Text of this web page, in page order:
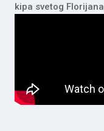
kipa svetog